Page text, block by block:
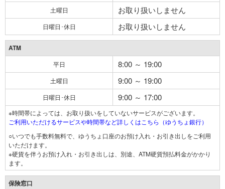
土曜日 お取り扱いしません
日曜日･休日 お取り扱いしません
ATM
平日 8:00 ～ 19:00
土曜日 9:00 ～ 19:00
日曜日･休日 9:00 ～ 17:00
※時間帯によっては、お取り扱いをしていないサービスがございます。
ご利用いただけるサービスや時間帯など詳しくはこちら（ゆうちょ銀行）
○いつでも手数料無料で、ゆうちょ口座のお預け入れ・お引き出しをご利用
いただけます。
※硬貨を伴うお預け入れ・お引き出しは、別途、ATM硬貨預払料金がかかり
ます。
保険窓口